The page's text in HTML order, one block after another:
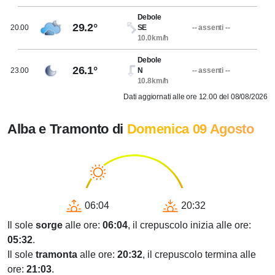
20.00 29.2°
Debole
SE
10.0km/h
-- assenti --
23.00 26.1°
Debole
N
10.8km/h
-- assenti --
Dati aggiornati alle ore 12.00 del 08/08/2026
Alba e Tramonto di Domenica 09 Agosto
06:04
20:32
Il sole sorge alle ore: 06:04, il crepuscolo inizia alle ore:
05:32.
Il sole tramonta alle ore: 20:32, il crepuscolo termina alle
ore: 21:03.